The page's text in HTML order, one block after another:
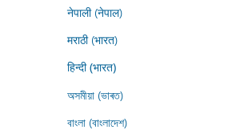
नेपाली (नेपाल)
मराठी (भारत)
हिन्दी (भारत)
অসমীয়া (ভাৰত)
বাংলা (বাংলাদেশ)